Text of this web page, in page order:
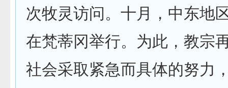
次牧灵访问。十月，中东地
在梵蒂冈举行。为此，教宗
社会采取紧急而具体的努力